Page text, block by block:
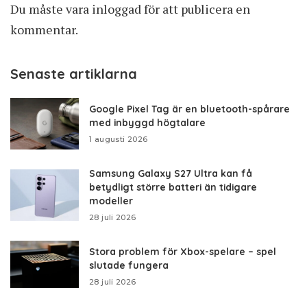
Du måste vara inloggadför att publicera en
kommentar.
Senaste artiklarna
Google Pixel Tag är en bluetooth-spårare
med inbyggd högtalare
1 augusti 2026
Samsung Galaxy S27 Ultra kan få
betydligt större batteri än tidigare
modeller
28 juli 2026
Stora problem för Xbox-spelare – spel
slutade fungera
28 juli 2026